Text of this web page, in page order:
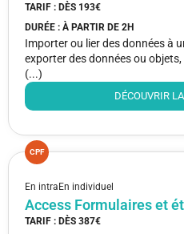
TARIF : DÈS 193€
DURÉE : À PARTIR DE 2H
Importer ou lier des données à
exporter des données ou
(...)
DÉCOUVRIR
CPF
En intraEn individuel
Access Formulaires et
TARIF : DÈS 387€